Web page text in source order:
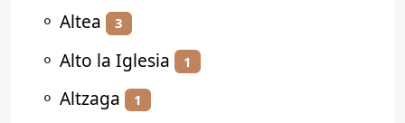
⚬ Altea 3
⚬ Alto la Iglesia 1
⚬ Altzaga 1